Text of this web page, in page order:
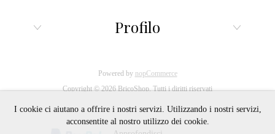
Profilo
Powered by nopCommerce
Copyright © 2026 BricoShop. Tutti i diritti riservati
I cookie ci aiutano a offrire i nostri servizi. Utilizzando i nostri servizi,
acconsentite al nostro utilizzo dei cookie.